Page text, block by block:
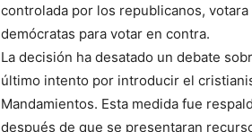
controlada por los republicanos,
demócratas para votar en contra.
La decisión ha desatado un debate
último intento por introducir el
Mandamientos. Esta medida fue
después de que se presentaran